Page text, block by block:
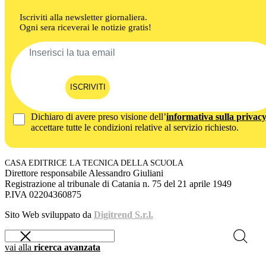
Iscriviti alla newsletter giornaliera.
Ogni sera riceverai le notizie gratis!
ISCRIVITI
Dichiaro di avere preso visione dell’informativa sulla privacy
accettare tutte le condizioni relative al servizio richiesto.
CASA EDITRICE LA TECNICA DELLA SCUOLA
Direttore responsabile Alessandro Giuliani
Registrazione al tribunale di Catania n. 75 del 21 aprile 1949
P.IVA 02204360875
Sito Web sviluppato da Digitrend S.r.l.
vai alla ricerca avanzata